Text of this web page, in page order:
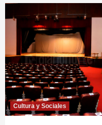
Cultura y Sociales